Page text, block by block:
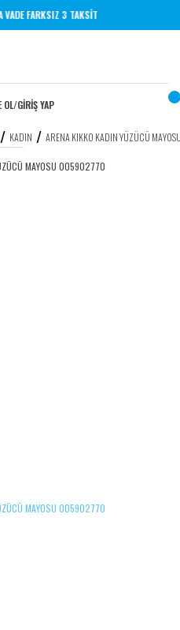
VADE FARKSIZ 3 TAKSİT
OL/GİRİŞ YAP
KADIN ARENA KIKKO KADIN YÜZÜCÜ